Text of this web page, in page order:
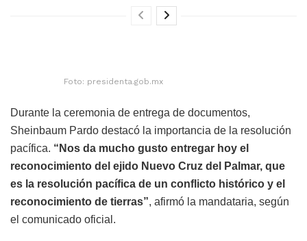
Foto: presidenta.gob.mx
Durante la ceremonia de entrega de documentos,
Sheinbaum Pardo destacó la importancia de la resolución
pacífica. “Nos da mucho gusto entregar hoy el
reconocimiento del ejido Nuevo Cruz del Palmar, que
es la resolución pacífica de un conflicto histórico y el
reconocimiento de tierras”, afirmó la mandataria, según
el comunicado oficial.